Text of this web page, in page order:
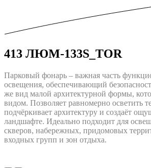
413 ЛЮМ-133S_TOR
Парковый фонарь – важная часть
освещения, обеспечивающий
же вид малой архитектурной формы,
видом. Позволяет равномерно осветить
подчёркивает архитектуру и создаёт
ландшафте. Идеально подходит для
скверов, набережных, придомовых
входных групп и зон отдыха.